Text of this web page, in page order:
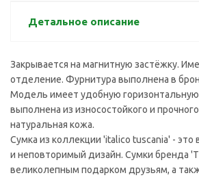
Детальное описание
Закрывается на магнитную застёжку.
отделение. Фурнитура выполнена в
Модель имеет удобную
выполнена из износостойкого и
натуральная кожа.
Сумка из коллекции 'italico tuscania' -
и неповторимый дизайн. Сумки бренда
великолепным подарком друзьям, а